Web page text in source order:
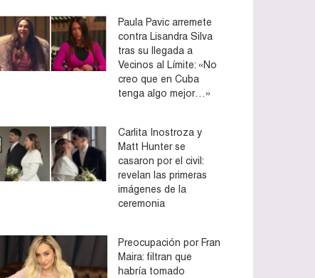
Paula Pavic arremete
contra Lisandra Silva
tras su llegada a
Vecinos al Límite: «No
creo que en Cuba
tenga algo mejor…»
Carlita Inostroza y
Matt Hunter se
casaron por el civil:
revelan las primeras
imágenes de la
ceremonia
Preocupación por Fran
Maira: filtran que
habría tomado